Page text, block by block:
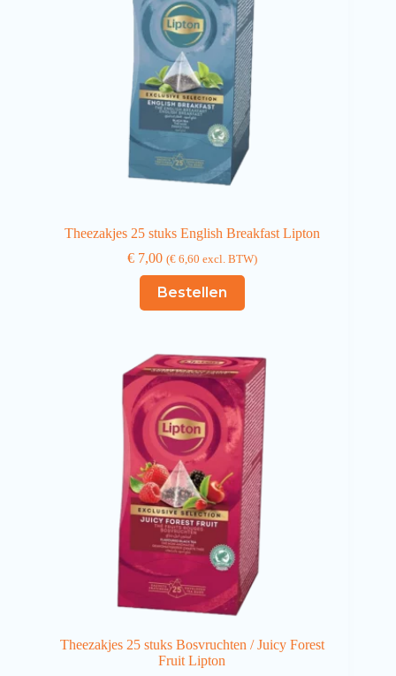
Theezakjes 25 stuks English Breakfast Lipton
€7,00 (€6,60 excl. BTW)
Bestellen
Theezakjes 25 stuks Bosvruchten / Juicy Forest
Fruit Lipton